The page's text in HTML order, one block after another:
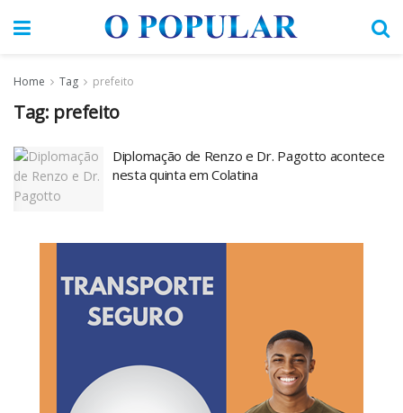
Home Tag prefeito
Tag: prefeito
Diplomação de Renzo e Dr. Pagotto acontece
nesta quinta em Colatina